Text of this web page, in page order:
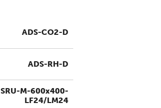
ADS-CO2-D
ADS-RH-D
SRU-M-600x400-
LF24/LM24